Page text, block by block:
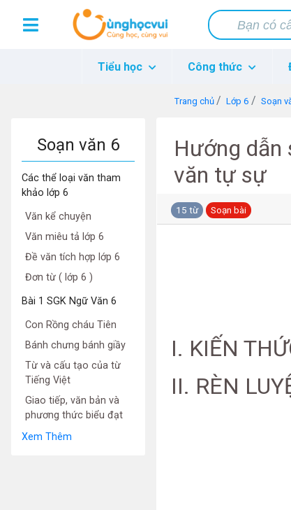
Tiểu học Công thức
Trang chủ Lớp 6 Soạn
Soạn văn 6
Các thể loại văn tham
khảo lớp 6
Văn kể chuyện
Văn miêu tả lớp 6
Đề văn tích hợp lớp 6
Đơn từ ( lớp 6 )
Bài 1 SGK Ngữ Văn 6
Con Rồng cháu Tiên
Bánh chưng bánh giầy
Từ và cấu tạo của từ
Tiếng Việt
Giao tiếp, văn bản và
phương thức biểu đạt
Xem Thêm
Hướng dẫn
văn tự sự
15 từ Soạn bài
I. KIẾN
II. RÈN